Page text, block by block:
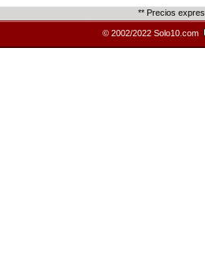
** Precios
© 2002/2022 Solo10.com